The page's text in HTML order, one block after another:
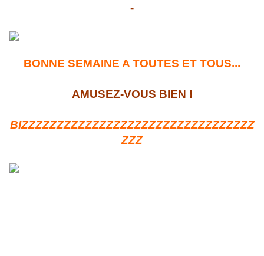
-
BONNE SEMAINE A TOUTES ET TOUS...
AMUSEZ-VOUS BIEN !
BIZZZZZZZZZZZZZZZZZZZZZZZZZZZZZZZZZ
ZZZ